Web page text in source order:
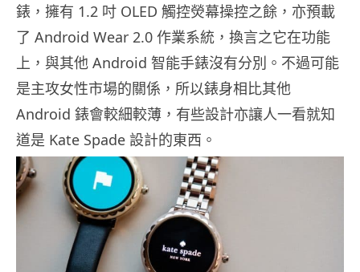
錶，擁有 1.2 吋 OLED 觸控熒幕操控之餘，亦預載
了 Android Wear 2.0 作業系統，換言之它在功能
上，與其他 Android 智能手錶沒有分別。不過可能
是主攻女性市場的關係，所以錶身相比其他
Android 錶會較細較薄，有些設計亦讓人一看就知
道是 Kate Spade 設計的東西。